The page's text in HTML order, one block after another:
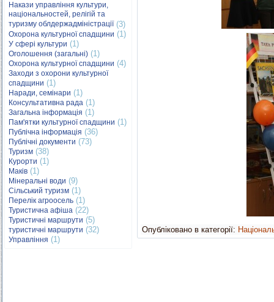
Накази управління культури,
національностей, релігій та
туризму облдержадміністрації(3)
Охорона культурної спадщини (1)
У сфері культури (1)
Оголошення (загальні) (1)
Охорона культурної спадщини (4)
Заходи з охорони культурної
спадщини (1)
Наради, семінари (1)
Консультативна рада (1)
Загальна інформація (1)
Пам'ятки культурної спадщини (1)
Публічна інформація (36)
Публічні документи (73)
Туризм (38)
Курорти (1)
Маків (1)
Мінеральні води (9)
Сільський туризм (1)
Перелік агроосель (1)
Туристична афіша (22)
Туристичні маршрути (5)
туристичні маршрути (32)
Управління (1)
Опубліковано в категорії: